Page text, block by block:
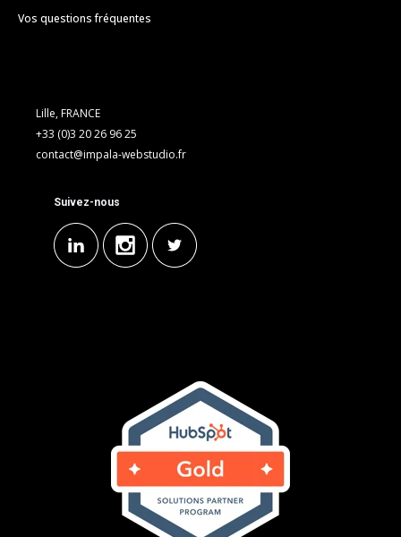
Vos questions fréquentes
Lille, FRANCE
+33 (0)3 20 26 96 25
contact@impala-webstudio.fr
Suivez-nous